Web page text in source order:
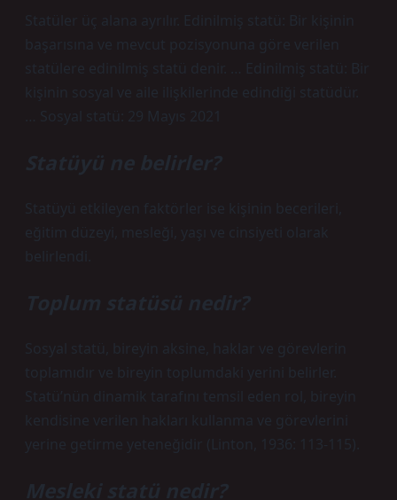
Statüler üç alana ayrılır. Edinilmiş statü: Bir kişinin
başarısına ve mevcut pozisyonuna göre verilen
statülere edinilmiş statü denir. … Edinilmiş statü: Bir
kişinin sosyal ve aile ilişkilerinde edindiği statüdür.
… Sosyal statü: 29 Mayıs 2021
Statüyü ne belirler?
Statüyü etkileyen faktörler ise kişinin becerileri,
eğitim düzeyi, mesleği, yaşı ve cinsiyeti olarak
belirlendi.
Toplum statüsü nedir?
Sosyal statü, bireyin aksine, haklar ve görevlerin
toplamıdır ve bireyin toplumdaki yerini belirler.
Statü’nün dinamik tarafını temsil eden rol, bireyin
kendisine verilen hakları kullanma ve görevlerini
yerine getirme yeteneğidir (Linton, 1936: 113-115).
Mesleki statü nedir?